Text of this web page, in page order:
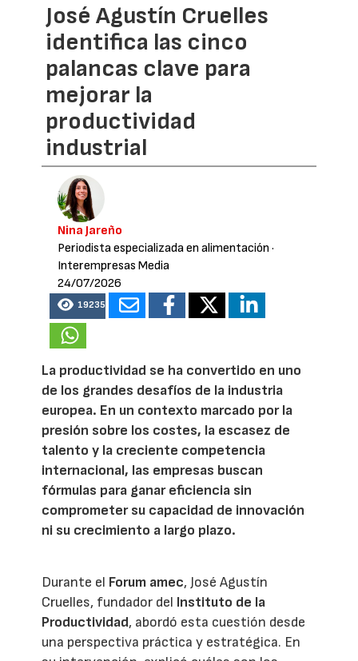
José Agustín Cruelles
identifica las cinco
palancas clave para
mejorar la
productividad
industrial
Nina Jareño
Periodista especializada en alimentación ·
Interempresas Media
24/07/2026
19235
La productividad se ha convertido en uno
de los grandes desafíos de la industria
europea. En un contexto marcado por la
presión sobre los costes, la escasez de
talento y la creciente competencia
internacional, las empresas buscan
fórmulas para ganar eficiencia sin
comprometer su capacidad de innovación
ni su crecimiento a largo plazo.
Durante el Forum amec, José Agustín
Cruelles, fundador del Instituto de la
Productividad, abordó esta cuestión desde
una perspectiva práctica y estratégica. En